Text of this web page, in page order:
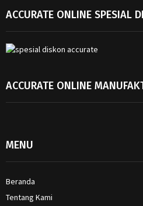
ACCURATE ONLINE SPESIAL
ACCURATE ONLINE
MENU
Beranda
Tentang Kami